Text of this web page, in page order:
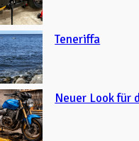
Teneriffa
Neuer Look für